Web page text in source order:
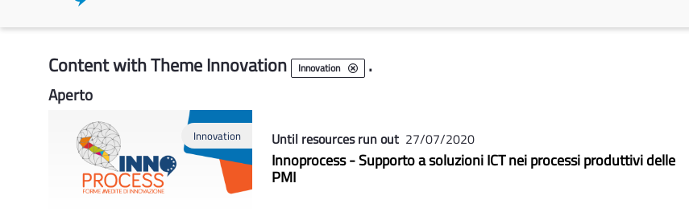
Content with Theme Innovation Innovation .
Aperto
Innovation Until resources run out 27/07/2020
Innoprocess - Supporto a soluzioni ICT nei processi produttivi delle
PMI